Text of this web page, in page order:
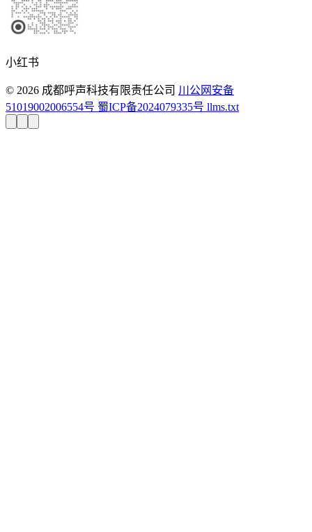
小红书
© 2026 成都呼声科技有限责任公司 川公网安备
51019002006554号 蜀ICP备2024079335号 llms.txt